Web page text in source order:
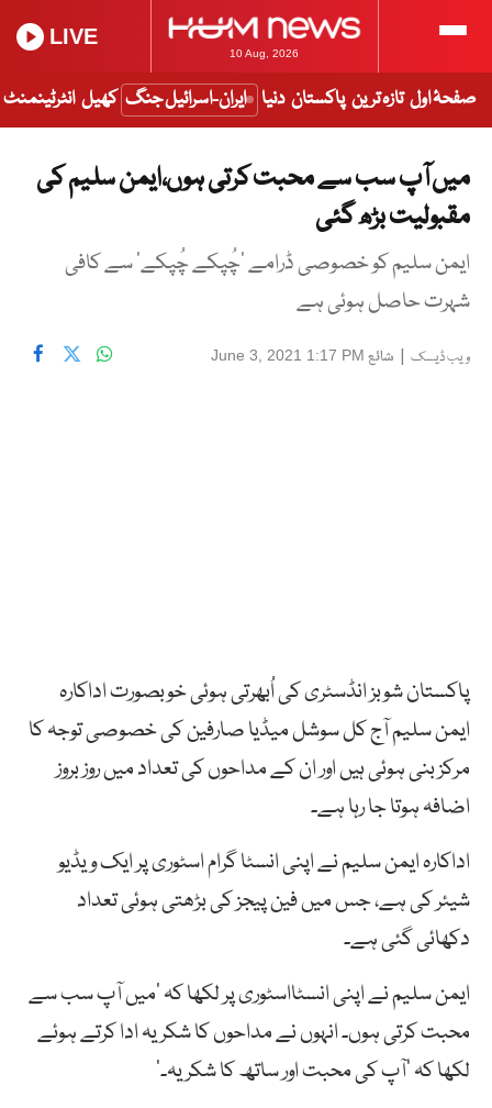
10 Aug, 2026
LIVE
صفحۂ اول تازہ ترین پاکستان دنیا ایران-اسرائیل جنگ کھیل انٹرٹینمنٹ
میں آپ سب سے محبت کرتی ہوں،ایمن سلیم کی
مقبولیت بڑھ گئی
ایمن سلیم کو خصوصی ڈرامے ’چُپکے چُپکے‘ سے کافی
شہرت حاصل ہوئی ہے
ویب ڈیسک | شائع June 3, 2021 1:17 PM
پاکستان شوبز انڈسٹری کی اُبھرتی ہوئی خوبصورت اداکارہ
ایمن سلیم آج کل سوشل میڈیا صارفین کی خصوصی توجہ کا
مرکز بنی ہوئی ہیں اور ان کے مداحوں کی تعداد میں روز بروز
اضافہ ہوتا جا رہا ہے۔
اداکارہ ایمن سلیم نے اپنی انسٹا گرام اسٹوری پر ایک ویڈیو
شیئر کی ہے، جس میں فین پیجز کی بڑھتی ہوئی تعداد
دکھائی گئی ہے۔
ایمن سلیم نے اپنی انسٹااسٹوری پر لکھا کہ ’میں آپ سب سے
محبت کرتی ہوں۔ انہوں نے مداحوں کا شکریہ ادا کرتے ہوئے
لکھا کہ ’آپ کی محبت اور ساتھ کا شکریہ۔‘